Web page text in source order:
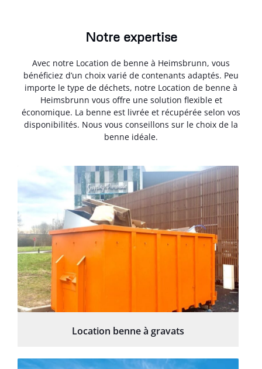
Notre expertise
Avec notre Location de benne à Heimsbrunn, vous
bénéficiez d’un choix varié de contenants adaptés. Peu
importe le type de déchets, notre Location de benne à
Heimsbrunn vous offre une solution flexible et
économique. La benne est livrée et récupérée selon vos
disponibilités. Nous vous conseillons sur le choix de la
benne idéale.
Location benne à gravats